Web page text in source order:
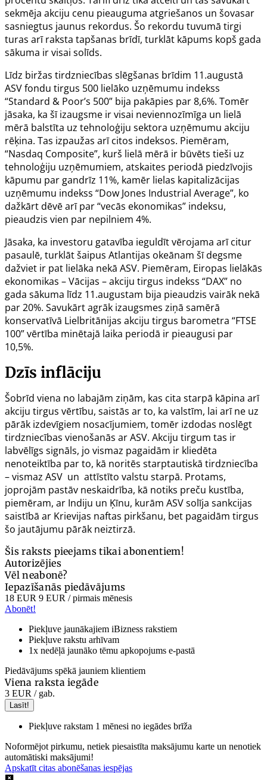
sekmēja akciju cenu pieauguma atgriešanos un šovasar
sasniegtus jaunus rekordus. Šo rekordu tuvumā tirgi
turas arī raksta tapšanas brīdī, turklāt kāpums kopš gada
sākuma ir visai solīds.
Līdz biržas tirdzniecības slēgšanas brīdim 11.augustā
ASV fondu tirgus 500 lielāko uzņēmumu indekss
“Standard & Poor’s 500” bija pakāpies par 8,6%. Tomēr
jāsaka, ka šī izaugsme ir visai neviennozīmīga un lielā
mērā balstīta uz tehnoloģiju sektora uzņēmumu akciju
rēķina. Tas izpaužas arī citos indeksos. Piemēram,
“Nasdaq Composite”, kurš lielā mērā ir būvēts tieši uz
tehnoloģiju uzņēmumiem, atskaites periodā piedzīvojis
kāpumu par gandrīz 11%, kamēr lielas kapitalizācijas
uzņēmumu indekss “Dow Jones Industrial Average”, ko
dažkārt dēvē arī par “vecās ekonomikas” indeksu,
pieaudzis vien par nepilniem 4%.
Jāsaka, ka investoru gatavība ieguldīt vērojama arī citur
pasaulē, turklāt šaipus Atlantijas okeānam šī degsme
dažviet ir pat lielāka nekā ASV. Piemēram, Eiropas lielākās
ekonomikas – Vācijas – akciju tirgus indekss “DAX” no
gada sākuma līdz 11.augustam bija pieaudzis vairāk nekā
par 20%. Savukārt agrāk izaugsmes ziņā samērā
konservatīvā Lielbritānijas akciju tirgus barometra “FTSE
100” vērtība minētajā laika periodā ir pieaugusi par
10,5%.
Dzīs inflāciju
Šobrīd viena no labajām ziņām, kas cita starpā kāpina arī
akciju tirgus vērtību, saistās ar to, ka valstīm, lai arī ne uz
pārāk izdevīgiem nosacījumiem, tomēr izdodas noslēgt
tirdzniecības vienošanās ar ASV. Akciju tirgum tas ir
labvēlīgs signāls, jo vismaz pagaidām ir kliedēta
nenoteiktība par to, kā noritēs starptautiskā tirdzniecība
– vismaz ASV un attīstīto valstu starpā. Protams,
joprojām pastāv neskaidrība, kā notiks preču kustība,
piemēram, ar Indiju un Ķīnu, kurām ASV solīja sankcijas
saistībā ar Krievijas naftas pirkšanu, bet pagaidām tirgus
šo jautājumu pārāk neiztirzā.
Šis raksts pieejams tikai abonentiem!
Autorizējies
Vēl neabonē?
Iepazīšanās piedāvājums
18 EUR 9 EUR / pirmais mēnesis
Abonēt!
Piekļuve jaunākajiem iBizness rakstiem
Piekļuve rakstu arhīvam
1x nedēļā jaunāko tēmu apkopojums e-pastā
Piedāvājums spēkā jauniem klientiem
Viena raksta iegāde
3 EUR / gab.
Lasīt!
Piekļuve rakstam 1 mēnesi no iegādes brīža
Noformējot pirkumu, netiek piesaistīta maksājumu karte un nenotiek
automātiski maksājumi!
Apskatīt citas abonēšanas iespējas